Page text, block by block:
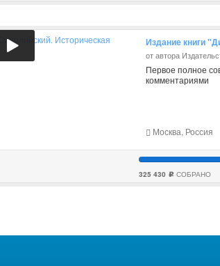
Издание книги
от автора
Первое полное
комментариями
Москва, Россия
325 430 c СОБРАНО